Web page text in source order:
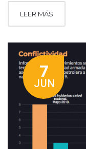
LEER MÁS
7
JUN